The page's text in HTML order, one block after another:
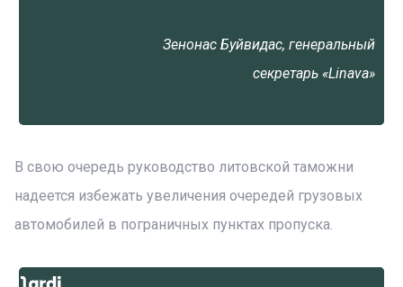
Зенонас Буйвидас, генеральный
секретарь «Linava»
В свою очередь руководство литовской таможни
надеется избежать увеличения очередей грузовых
автомобилей в пограничных пунктах пропуска.